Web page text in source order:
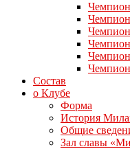
Состав
о Клубе
Форма
История
Общие
Зал славы